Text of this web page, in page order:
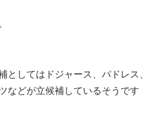
としてはドジャース、パドレス、
などが立候補しているそうです